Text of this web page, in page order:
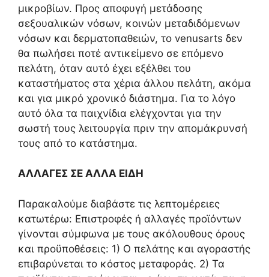
μικροβίων. Προς αποφυγή μετάδοσης
σεξουαλικών νόσων, κοινών μεταδιδόμενων
νόσων και δερματοπαθειών, το venusarts δεν
θα πωλήσει ποτέ αντικείμενο σε επόμενο
πελάτη, όταν αυτό έχει εξέλθει του
καταστήματος στα χέρια άλλου πελάτη, ακόμα
και για μικρό χρονικό διάστημα. Για το λόγο
αυτό όλα τα παιχνίδια ελέγχονται για την
σωστή τους λειτουργία πριν την απομάκρυνσή
τους από το κατάστημα.
ΑΛΛΑΓΕΣ ΣΕ ΑΛΛΑ ΕΙΔΗ
Παρακαλούμε διαβάστε τις λεπτομέρειες
κατωτέρω: Επιστροφές ή αλλαγές προϊόντων
γίνονται σύμφωνα με τους ακόλουθους όρους
και προϋποθέσεις: 1) Ο πελάτης και αγοραστής
επιβαρύνεται το κόστος μεταφοράς. 2) Τα